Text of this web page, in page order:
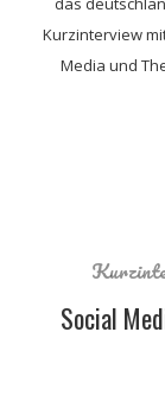
Kurzinterview
Media und
Social